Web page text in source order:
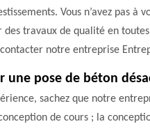
Vous n’avez pas
des travaux de qualité en
notre entreprise
une pose de béton
sachez que notre
de cours ; la